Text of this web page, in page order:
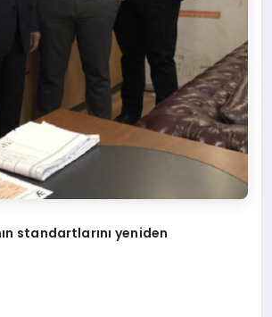
standartlarını yeniden